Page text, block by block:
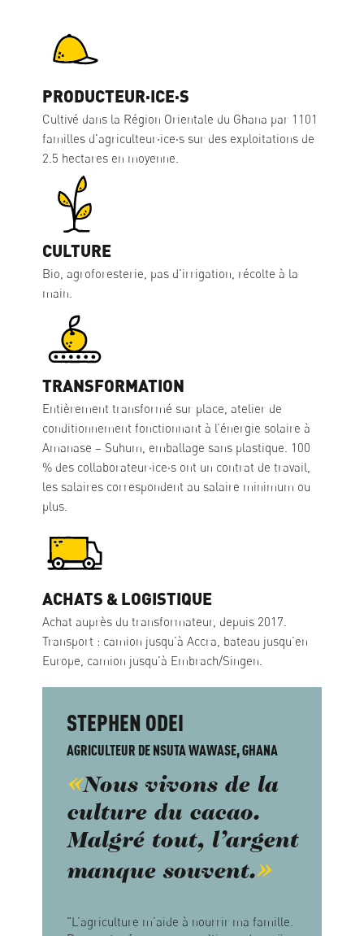
PRODUCTEUR·ICE·S
Cultivé dans la Région Orientale du Ghana par 1101
familles d'agriculteur·ice·s sur des exploitations de
2.5 hectares en moyenne.
CULTURE
Bio, agroforesterie, pas d'irrigation, récolte à la
main.
TRANSFORMATION
Entièrement transformé sur place, atelier de
conditionnement fonctionnant à l’énergie solaire à
Amanase – Suhum, emballage sans plastique. 100
% des collaborateur·ice·s ont un contrat de travail,
les salaires correspondent au salaire minimum ou
plus.
ACHATS & LOGISTIQUE
Achat auprès du transformateur, depuis 2017.
Transport : camion jusqu’à Accra, bateau jusqu’en
Europe, camion jusqu'à Embrach/Singen.
STEPHEN ODEI
AGRICULTEUR DE NSUTA WAWASE, GHANA
Nous vivons de la
culture du cacao.
Malgré tout, l’argent
manque souvent.
"L’agriculture m’aide à nourrir ma famille.